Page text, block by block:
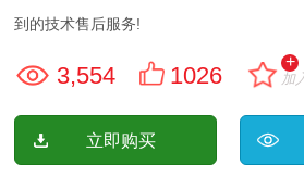
到的技术售后服务!
3,554 1026
+
加
立即购买